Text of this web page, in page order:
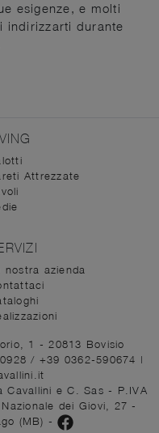
esigenze, e molti
indirizzarti durante
Attrezzate
nostra azienda
1 - 20813 Bovisio
/ +39 0362-590674 |
e C. Sas - P.IVA
dei Giovi, 27 -
(MB) -